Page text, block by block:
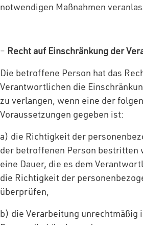
notwendigen Maßnahmen
– Recht auf Einschränkung der
Die betroffene Person hat das
Verantwortlichen die
zu verlangen, wenn eine der
Voraussetzungen gegeben ist:
a) die Richtigkeit der
der betroffenen Person bestritten
eine Dauer, die es dem
die Richtigkeit der
überprüfen,
b) die Verarbeitung unrechtmäßig